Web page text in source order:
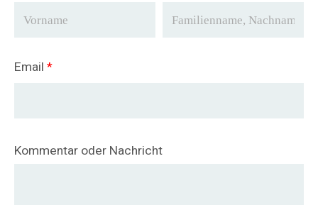
Email *
Kommentar oder Nachricht